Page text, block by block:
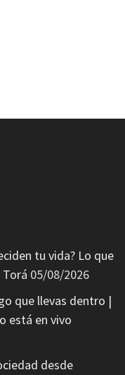
tu vida? Lo que
05/08/2026
que llevas dentro |
está en vivo
desde